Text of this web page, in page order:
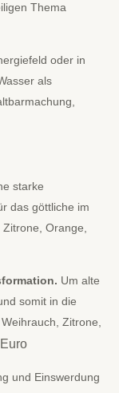
Thema
oder in
als
starke
das göttliche im
Orange,
Um alte
somit in die
Zitrone,
und Einswerdung